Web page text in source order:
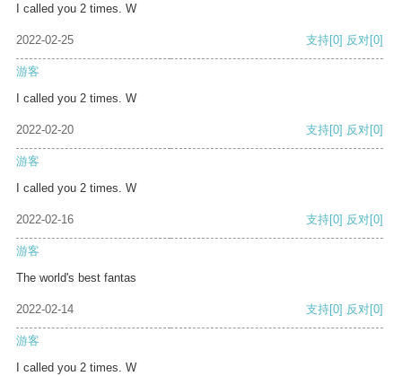
I called you 2 times. W
2022-02-25 支持[0] 反对[0]
游客
I called you 2 times. W
2022-02-20 支持[0] 反对[0]
游客
I called you 2 times. W
2022-02-16 支持[0] 反对[0]
游客
The world's best fantas
2022-02-14 支持[0] 反对[0]
游客
I called you 2 times. W